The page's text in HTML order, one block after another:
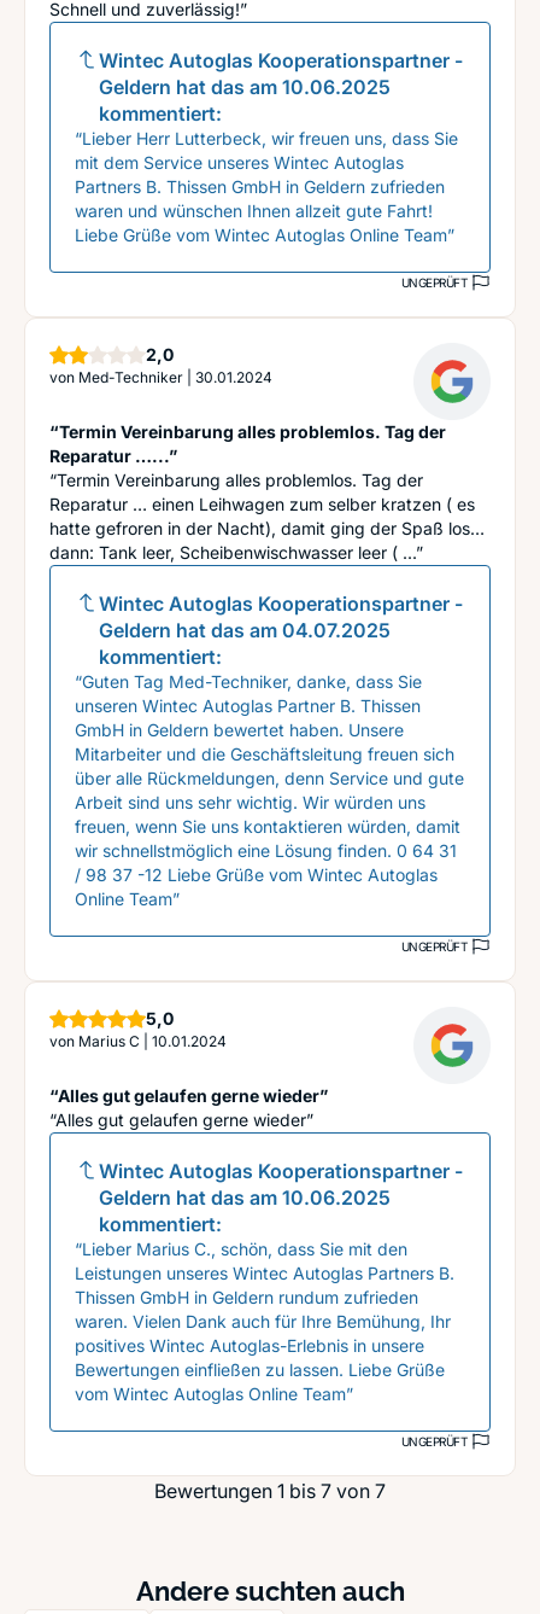
Schnell und zuverlässig!”
Wintec Autoglas Kooperationspartner -
Geldern hat das am 10.06.2025
kommentiert:
“Lieber Herr Lutterbeck, wir freuen uns, dass Sie
mit dem Service unseres Wintec Autoglas
Partners B. Thissen GmbH in Geldern zufrieden
waren und wünschen Ihnen allzeit gute Fahrt!
Liebe Grüße vom Wintec Autoglas Online Team”
UNGEPRÜFT
2,0Sterne
von Med-Techniker 30.01.2024
“Termin Vereinbarung alles problemlos. Tag der
Reparatur …...”
“Termin Vereinbarung alles problemlos. Tag der
Reparatur … einen Leihwagen zum selber kratzen ( es
hatte gefroren in der Nacht), damit ging der Spaß los…
dann: Tank leer, Scheibenwischwasser leer ( ...”
Wintec Autoglas Kooperationspartner -
Geldern hat das am 04.07.2025
kommentiert:
“Guten Tag Med-Techniker, danke, dass Sie
unseren Wintec Autoglas Partner B. Thissen
GmbH in Geldern bewertet haben. Unsere
Mitarbeiter und die Geschäftsleitung freuen sich
über alle Rückmeldungen, denn Service und gute
Arbeit sind uns sehr wichtig. Wir würden uns
freuen, wenn Sie uns kontaktieren würden, damit
wir schnellstmöglich eine Lösung finden. 0 64 31
/ 98 37 -12 Liebe Grüße vom Wintec Autoglas
Online Team”
UNGEPRÜFT
5,0Sterne
von Marius C 10.01.2024
“Alles gut gelaufen gerne wieder”
“Alles gut gelaufen gerne wieder”
Wintec Autoglas Kooperationspartner -
Geldern hat das am 10.06.2025
kommentiert:
“Lieber Marius C., schön, dass Sie mit den
Leistungen unseres Wintec Autoglas Partners B.
Thissen GmbH in Geldern rundum zufrieden
waren. Vielen Dank auch für Ihre Bemühung, Ihr
positives Wintec Autoglas-Erlebnis in unsere
Bewertungen einfließen zu lassen. Liebe Grüße
vom Wintec Autoglas Online Team”
UNGEPRÜFT
Bewertungen 1 bis 7 von 7
Andere suchten auch